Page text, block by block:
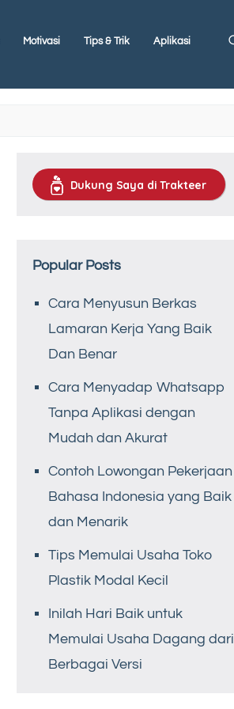
Motivasi Tips & Trik Aplikasi
Dukung Saya di Trakteer
Popular Posts
Cara Menyusun Berkas
Lamaran Kerja Yang Baik
Dan Benar
Cara Menyadap Whatsapp
Tanpa Aplikasi dengan
Mudah dan Akurat
Contoh Lowongan Pekerjaan
Bahasa Indonesia yang Baik
dan Menarik
Tips Memulai Usaha Toko
Plastik Modal Kecil
Inilah Hari Baik untuk
Memulai Usaha Dagang dari
Berbagai Versi